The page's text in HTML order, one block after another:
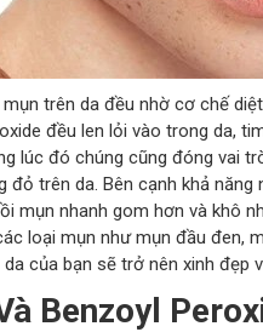
trên da đều nhờ cơ chế
đều len lỏi vào trong da,
lúc đó chúng cũng đóng vai
trên da. Bên cạnh khả
mụn nhanh gom hơn và khô
loại mụn như mụn đầu đen,
của bạn sẽ trở nên xinh đẹp
Benzoyl